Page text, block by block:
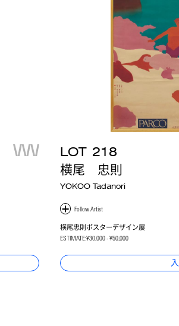
LOT 218
横尾 忠則
YOKOO Tadanori
横尾忠則ポスターデザイン展
ESTIMATE:¥30,000 - ¥50,000